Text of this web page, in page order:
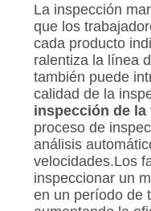
La inspección
que los
cada producto
ralentiza la línea
también puede
calidad de la
inspección de la
proceso de
análisis
velocidades.Los
inspeccionar un
en un período de